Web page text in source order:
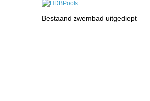
Bestaand zwembad uitgediept